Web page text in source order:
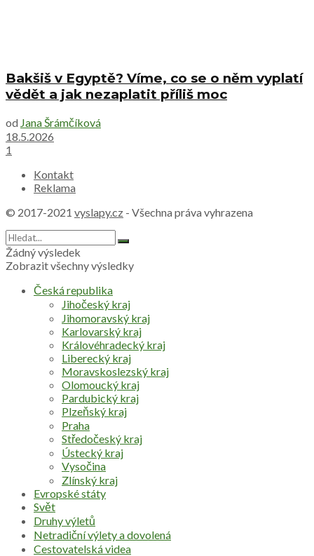
Bakšiš v Egyptě? Víme, co se o něm vyplatí
vědět a jak nezaplatit příliš moc
od Jana Šrámčíková
18.5.2026
1
Kontakt
Reklama
© 2017-2021 vyslapy.cz - Všechna práva vyhrazena
Žádný výsledek
Zobrazit všechny výsledky
Česká republika
Jihočeský kraj
Jihomoravský kraj
Karlovarský kraj
Královéhradecký kraj
Liberecký kraj
Moravskoslezský kraj
Olomoucký kraj
Pardubický kraj
Plzeňský kraj
Praha
Středočeský kraj
Ústecký kraj
Vysočina
Zlínský kraj
Evropské státy
Svět
Druhy výletů
Netradiční výlety a dovolená
Cestovatelská videa